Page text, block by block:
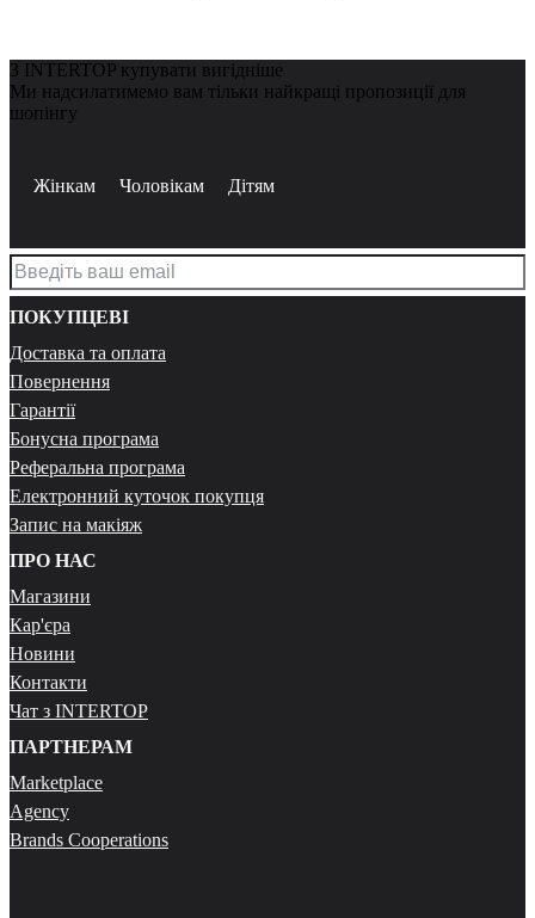
З INTERTOP купувати вигідніше
Ми надсилатимемо вам тільки найкращі пропозиції для
шопінгу
Жінкам Чоловікам Дітям
ПОКУПЦЕВІ
Доставка та оплата
Повернення
Гарантії
Бонусна програма
Реферальна програма
Електронний куточок покупця
Запис на макіяж
ПРО НАС
Магазини
Кар'єра
Новини
Контакти
Чат з INTERTOP
ПАРТНЕРАМ
Marketplace
Agency
Brands Cooperations